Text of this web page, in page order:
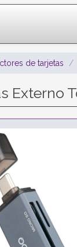
de tarjetas
Externo